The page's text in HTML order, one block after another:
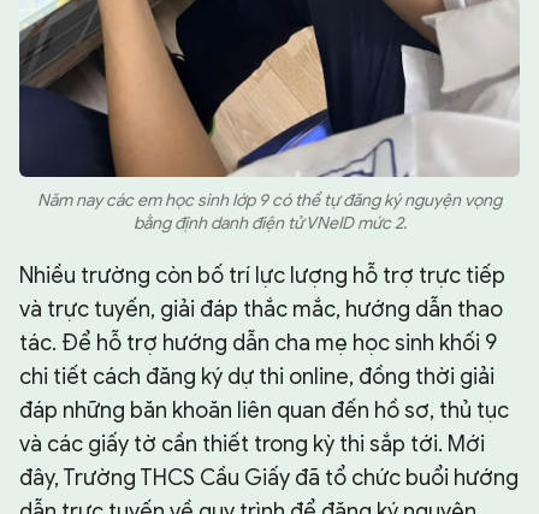
Năm nay các em học sinh lớp 9 có thể tự đăng ký nguyện vọng
bằng định danh điện tử VNeID mức 2.
Nhiều trường còn bố trí lực lượng hỗ trợ trực tiếp
và trực tuyến, giải đáp thắc mắc, hướng dẫn thao
tác. Để hỗ trợ hướng dẫn cha mẹ học sinh khối 9
chi tiết cách đăng ký dự thi online, đồng thời giải
đáp những băn khoăn liên quan đến hồ sơ, thủ tục
và các giấy tờ cần thiết trong kỳ thi sắp tới. Mới
đây, Trường THCS Cầu Giấy đã tổ chức buổi hướng